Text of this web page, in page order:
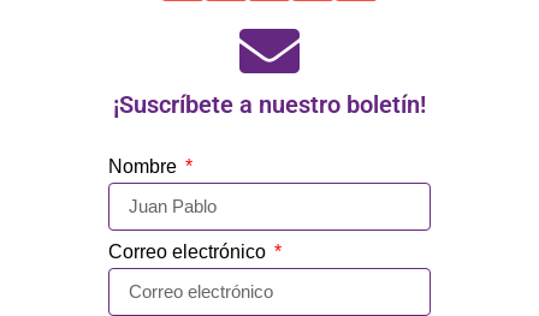
¡Suscríbete a nuestro boletín!
Nombre
Correo electrónico